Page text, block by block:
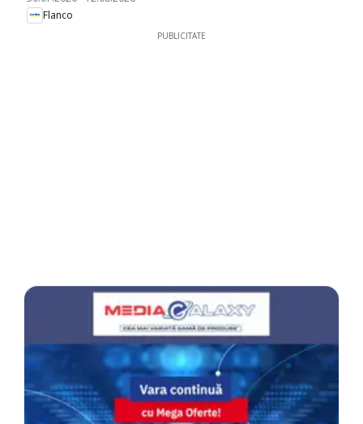
Flanco
PUBLICITATE